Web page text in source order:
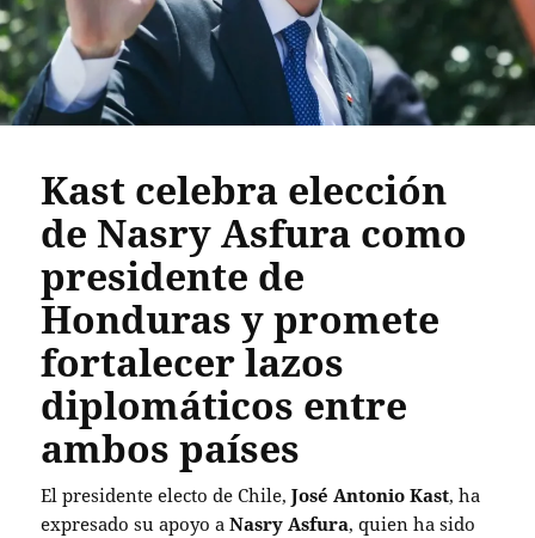
Kast celebra elección
de Nasry Asfura como
presidente de
Honduras y promete
fortalecer lazos
diplomáticos entre
ambos países
El presidente electo de Chile,José Antonio Kast, ha
expresado su apoyo aNasry Asfura, quien ha sido